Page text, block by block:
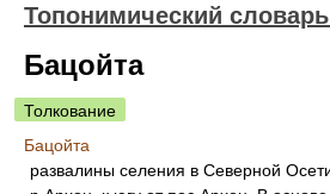
Топонимический
Бацойта
Толкование
Бацойта
развалины селения в Северной